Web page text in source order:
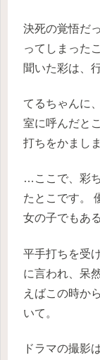
決死の覚悟だ
ってしまった
聞いた彩は、
てるちゃんに
室に呼んだと
打ちをかましま
…ここで、彩
たとこです。
女の子でもあ
平手打ちを受
に言われ、呆
えばこの時か
いて。
ドラマの撮影